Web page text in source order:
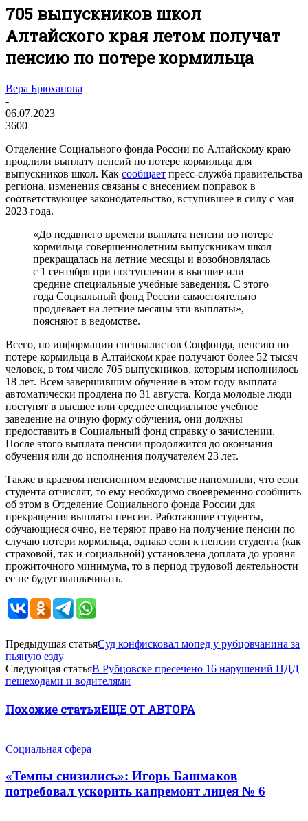
705 выпускников школ
Алтайского края летом получат
пенсию по потере кормильца
Вера Брюханова
-
06.07.2023
3600
Отделение Социального фонда России по Алтайскому краю
продлили выплату пенсий по потере кормильца для
выпускников школ. Как сообщает пресс-служба правительства
региона, изменения связаны с внесением поправок в
соответствующее законодательство, вступившее в силу с мая
2023 года.
«До недавнего времени выплата пенсии по потере
кормильца совершеннолетним выпускникам школ
прекращалась на летние месяцы и возобновлялась
с 1 сентября при поступлении в высшие или
средние специальные учебные заведения. С этого
года Социальный фонд России самостоятельно
продлевает на летние месяцы эти выплаты», –
поясняют в ведомстве.
Всего, по информации специалистов Соцфонда, пенсию по
потере кормильца в Алтайском крае получают более 52 тысяч
человек, в том числе 705 выпускников, которым исполнилось
18 лет. Всем завершившим обучение в этом году выплата
автоматически продлена по 31 августа. Когда молодые люди
поступят в высшее или среднее специальное учебное
заведение на очную форму обучения, они должны
предоставить в Социальный фонд справку о зачислении.
После этого выплата пенсии продолжится до окончания
обучения или до исполнения получателем 23 лет.
Также в краевом пенсионном ведомстве напомнили, что если
студента отчислят, то ему необходимо своевременно сообщить
об этом в Отделение Социального фонда России для
прекращения выплаты пенсии. Работающие студенты,
обучающиеся очно, не теряют право на получение пенсии по
случаю потери кормильца, однако если к пенсии студента (как
страховой, так и социальной) установлена доплата до уровня
прожиточного минимума, то в период трудовой деятельности
ее не будут выплачивать.
Предыдущая статьяСуд конфисковал мопед у рубцовчанина за
пьяную езду
Следующая статьяВ Рубцовске пресечено 16 нарушений ПДД
пешеходами и водителями
Похожие статьиЕЩЕ ОТ АВТОРА
Социальная сфера
«Темпы снизились»: Игорь Башмаков
потребовал ускорить капремонт лицея № 6